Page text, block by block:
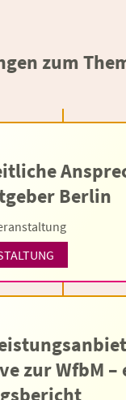
zum
Berlin
zur WfbM –